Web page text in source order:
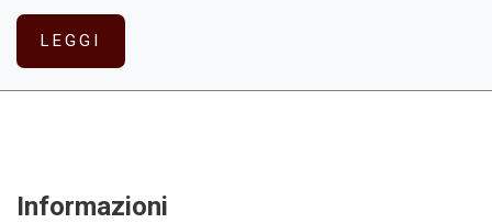
LEGGI
Informazioni